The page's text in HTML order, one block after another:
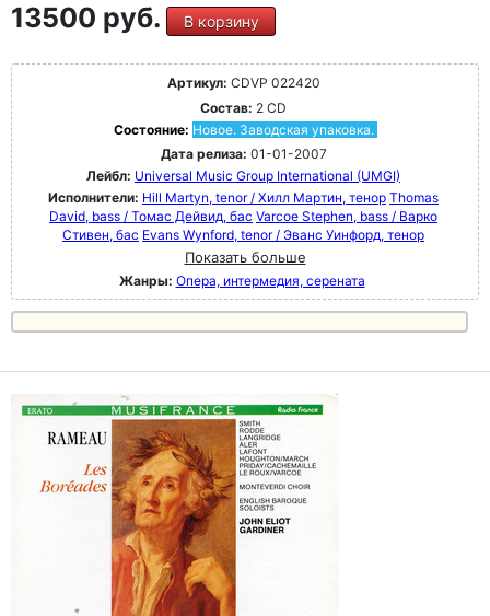
13500 руб. В корзину
Артикул: CDVP 022420
Состав: 2 CD
Состояние: Новое. Заводская упаковка.
Дата релиза: 01-01-2007
Лейбл: Universal Music Group International (UMGI)
Исполнители: Hill Martyn, tenor / Хилл Мартин, тенор Thomas
David, bass / Томас Дейвид, бас Varcoe Stephen, bass / Варко
Стивен, бас Evans Wynford, tenor / Эванс Уинфорд, тенор
Показать больше
Жанры: Опера, интермедия, серената